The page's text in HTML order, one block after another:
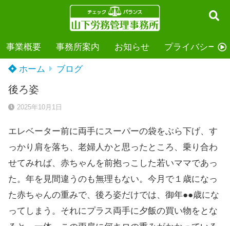
事業概要 事務所案内 お知らせ プライバシーポ
ホーム ブログ
後ろ姿
2025年10月1日
エレベーター前に両手にスーパーの袋をぶら下げ、す
っかり肩を落ち、老婦人かと思ったところ、乗り合わ
せてみれば、赤ちゃんを前抱っこした若いママであっ
た。年を見間違うのも無理もない。今月で１歳になっ
た赤ちゃんの重みで、後ろ姿だけでは、御年●●歳にな
ってしまう。それにプラス両手に夕飯の買い物をとな